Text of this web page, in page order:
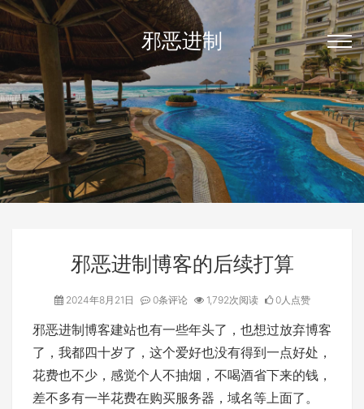
邪恶进制
邪恶进制博客的后续打算
2024年8月21日 0条评论 1,792次阅读 0人点赞
邪恶进制博客建站也有一些年头了，也想过放弃博客
了，我都四十岁了，这个爱好也没有得到一点好处，
花费也不少，感觉个人不抽烟，不喝酒省下来的钱，
差不多有一半花费在购买服务器，域名等上面了。